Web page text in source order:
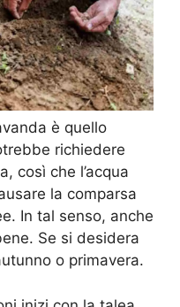
è quello
richiedere
così che l’acqua
la comparsa
In tal senso, anche
Se si desidera
o primavera.